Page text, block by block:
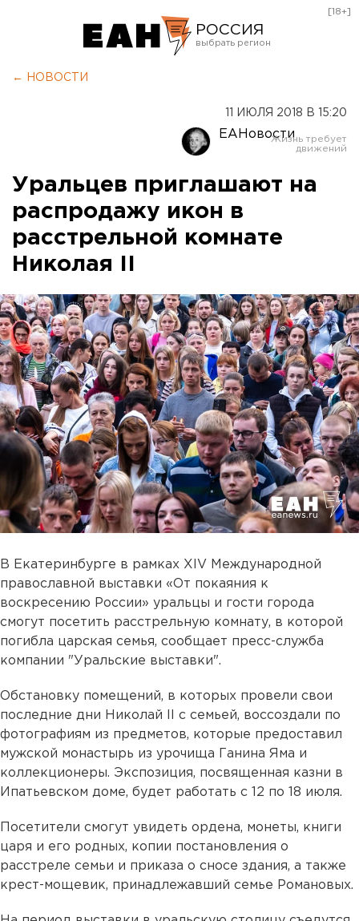
РОССИЯ
Оренбург
[18+]
← НОВОСТИ
11 ИЮЛЯ 2018 В 15:20
ЕАНовости
Уральцев приглашают на
распродажу икон в
расстрельной комнате
Николая II
В Екатеринбурге в рамках XIV Международной
православной выставки «От покаяния к
воскресению России» уральцы и гости города
смогут посетить расстрельную комнату, в которой
погибла царская семья, сообщает пресс-служба
компании "Уральские выставки".
Обстановку помещений, в которых провели свои
последние дни Николай II с семьей, воссоздали по
фотографиям из предметов, которые предоставил
мужской монастырь из урочища Ганина Яма и
коллекционеры. Экспозиция, посвященная казни в
Ипатьевском доме, будет работать с 12 по 18 июля.
Посетители смогут увидеть ордена, монеты, книги
царя и его родных, копии постановления о
расстреле семьи и приказа о сносе здания, а также
крест-мощевик, принадлежавший семье Романовых.